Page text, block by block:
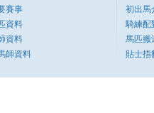
賽事
資料
資料
師資料
初出馬
騎練配
馬匹搬
貼士指